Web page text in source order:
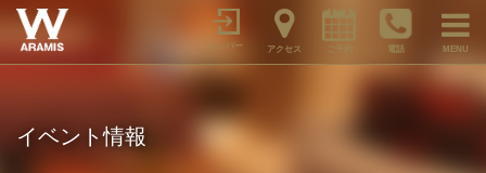
メンバー アクセス 電話 MENU
イベント情報